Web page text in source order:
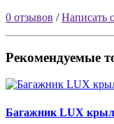
0 отзывов /Написать
Рекомендуемые
Багажник LUX